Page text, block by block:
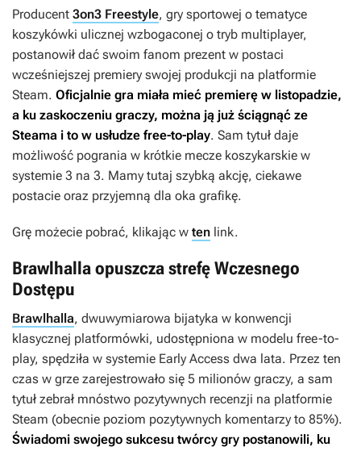
Producent 3on3 Freestyle, gry sportowej o tematyce
koszykówki ulicznej wzbogaconej o tryb multiplayer,
postanowił dać swoim fanom prezent w postaci
wcześniejszej premiery swojej produkcji na platformie
Steam. Oficjalnie gra miała mieć premierę w listopadzie,
a ku zaskoczeniu graczy, można ją już ściągnąć ze
Steama i to w usłudze free-to-play. Sam tytuł daje
możliwość pogrania w krótkie mecze koszykarskie w
systemie 3 na 3. Mamy tutaj szybką akcję, ciekawe
postacie oraz przyjemną dla oka grafikę.
Grę możecie pobrać, klikając w ten link.
Brawlhalla opuszcza strefę Wczesnego
Dostępu
Brawlhalla, dwuwymiarowa bijatyka w konwencji
klasycznej platformówki, udostępniona w modelu free-to-
play, spędziła w systemie Early Access dwa lata. Przez ten
czas w grze zarejestrowało się 5 milionów graczy, a sam
tytuł zebrał mnóstwo pozytywnych recenzji na platformie
Steam (obecnie poziom pozytywnych komentarzy to 85%).
Świadomi swojego sukcesu twórcy gry postanowili, ku